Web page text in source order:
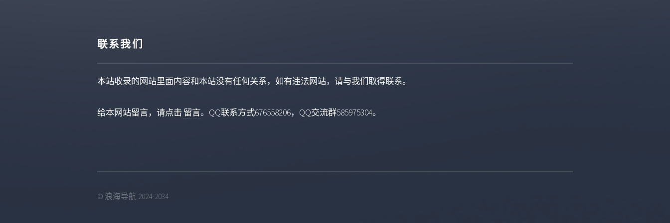
联系我们
本站收录的网站里面内容和本站没有任何关系，如有违法网站，请与我们取得联系。
给本网站留言，请点击留言。QQ联系方式676558206，QQ交流群585975304。
© 浪海导航 2024-2034